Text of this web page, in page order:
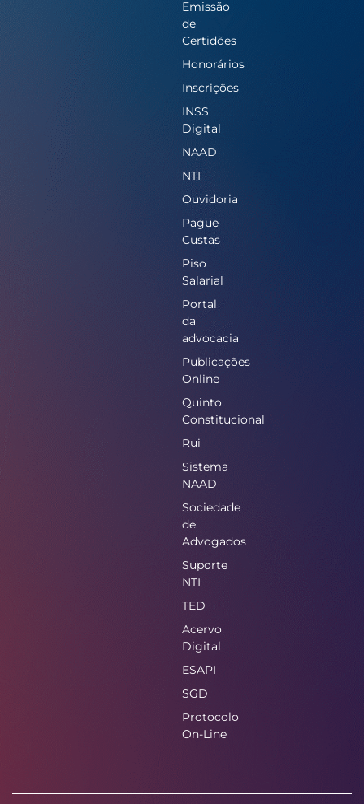
Emissão
de
Certidões
Honorários
Inscrições
INSS
Digital
NAAD
NTI
Ouvidoria
Pague
Custas
Piso
Salarial
Portal
da
advocacia
Publicações
Online
Quinto
Constitucional
Rui
Sistema
NAAD
Sociedade
de
Advogados
Suporte
NTI
TED
Acervo
Digital
ESAPI
SGD
Protocolo
On-Line